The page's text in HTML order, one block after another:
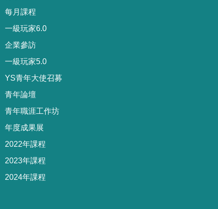
每月課程
一級玩家6.0
企業參訪
一級玩家5.0
YS青年大使召募
青年論壇
青年職涯工作坊
年度成果展
2022年課程
2023年課程
2024年課程